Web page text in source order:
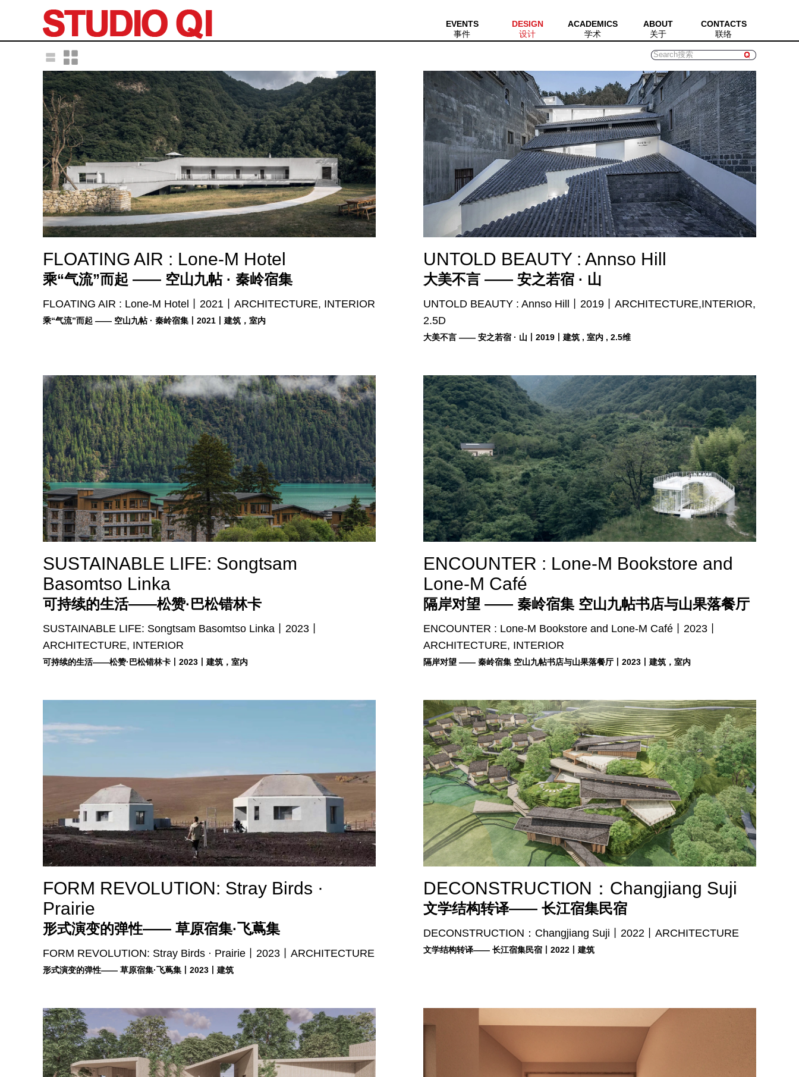
EVENTS
事件
DESIGN
设计
ACADEMICS
学术
ABOUT
关于
CONTACTS
联络
FLOATING AIR : Lone-M Hotel
乘“气流”而起 —— 空山九帖 · 秦岭宿集
FLOATING AIR : Lone-M Hotel丨2021丨ARCHITECTURE, INTERIOR
乘“气流”而起 —— 空山九帖 · 秦岭宿集丨2021丨建筑，室内
UNTOLD BEAUTY : Annso Hill
大美不言 —— 安之若宿 · 山
UNTOLD BEAUTY : Annso Hill丨2019丨ARCHITECTURE,INTERIOR,
2.5D
大美不言 —— 安之若宿 · 山丨2019丨建筑 , 室内 , 2.5维
SUSTAINABLE LIFE: Songtsam
Basomtso Linka
可持续的生活——松赞·巴松错林卡
SUSTAINABLE LIFE: Songtsam Basomtso Linka丨2023丨
ARCHITECTURE, INTERIOR
可持续的生活——松赞·巴松错林卡丨2023丨建筑，室内
ENCOUNTER : ​Lone-M Bookstore and
Lone-M Café
隔岸对望 —— 秦岭宿集 空山九帖书店与山果落餐厅
ENCOUNTER : ​Lone-M Bookstore and Lone-M Café丨2023丨
ARCHITECTURE, INTERIOR
隔岸对望 —— 秦岭宿集 空山九帖书店与山果落餐厅丨2023丨建筑，室内
FORM REVOLUTION: Stray Birds ·
Prairie
形式演变的弹性—— 草原宿集·飞蔦集
FORM REVOLUTION: Stray Birds · Prairie丨2023丨ARCHITECTURE
形式演变的弹性—— 草原宿集·飞蔦集丨2023丨建筑
DECONSTRUCTION：Changjiang Suji
文学结构转译—— 长江宿集民宿
DECONSTRUCTION：Changjiang Suji丨2022丨ARCHITECTURE
文学结构转译—— 长江宿集民宿丨2022丨建筑